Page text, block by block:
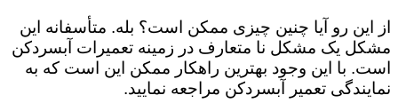
از این رو آیا چنین چیزی ممکن است؟ بله. متأسفانه این
مشکل یک مشکل نا متعارف در زمینه تعمیرات آبسردکن
است. با این وجود بهترین راهکار ممکن این است که به
نمایندگی تعمیر آبسردکن مراجعه نمایید.